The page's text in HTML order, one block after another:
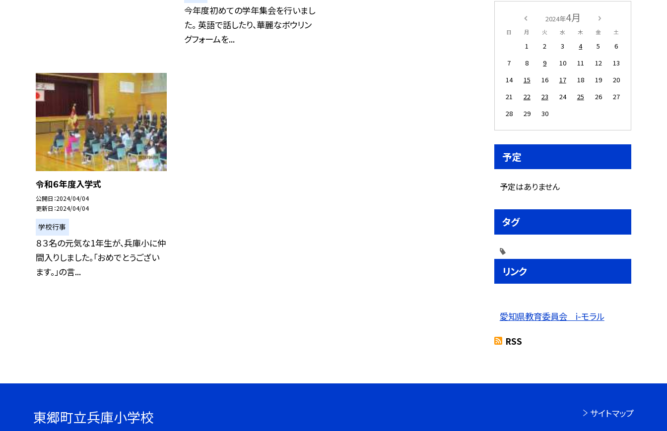
今年度初めての学年集会を行いまし
た。 英語で話したり、華麗なボウリン
グフォームを...
令和６年度入学式
公開日 2024/04/04
更新日 2024/04/04
学校行事
８３名の元気な1年生が、兵庫小に仲
間入りしました。「おめでとうござい
ます。」の言...
2024年4月
日 月 火 水 木 金 土
1 2 3 4 5
6
7
8 9 10 11 12
13
14
15 16 17 18 19
20
21
22 23 24 25 26
27
28
29 30
予定
予定はありません
タグ
リンク
愛知県教育委員会 i-モラル
RSS
東郷町立兵庫小学校 サイトマップ